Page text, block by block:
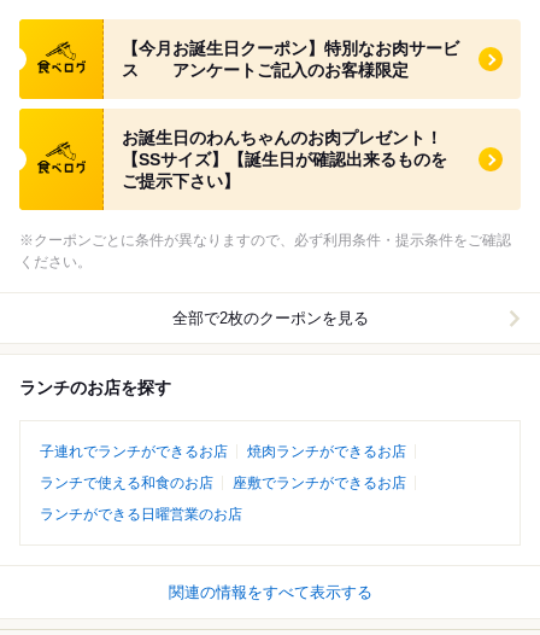
食べログ クーポン
【今月お誕生日クーポン】特別なお肉サービ
ス アンケートご記入のお客様限定
食べログ クーポン
お誕生日のわんちゃんのお肉プレゼント！
【SSサイズ】【誕生日が確認出来るものを
ご提示下さい】
※クーポンごとに条件が異なりますので、必ず利用条件・提示条件をご確認
ください。
全部で2枚のクーポンを見る
ランチのお店を探す
子連れでランチができるお店
焼肉ランチができるお店
ランチで使える和食のお店
座敷でランチができるお店
ランチができる日曜営業のお店
関連の情報をすべて表示する